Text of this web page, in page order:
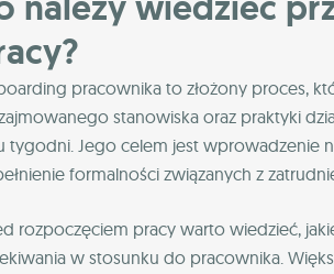
pracownika to złożony proces,
stanowiska oraz praktyki
tygodni. Jego celem jest wprowadzenie
formalności związanych z
rozpoczęciem pracy warto wiedzieć,
w stosunku do pracownika.